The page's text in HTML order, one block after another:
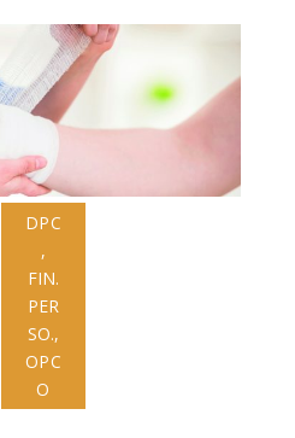
DPC
,
FIN.
PER
SO.,
OPC
O